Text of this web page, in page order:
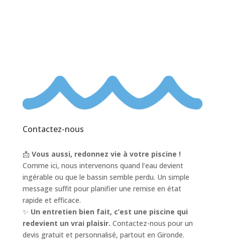
Contactez-nous
📩 Vous aussi, redonnez vie à votre piscine !
Comme ici, nous intervenons quand l’eau devient
ingérable ou que le bassin semble perdu. Un simple
message suffit pour planifier une remise en état
rapide et efficace.
✨ Un entretien bien fait, c’est une piscine qui
redevient un vrai plaisir. Contactez-nous pour un
devis gratuit et personnalisé, partout en Gironde.